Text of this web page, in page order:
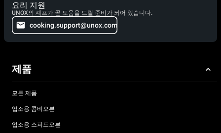
요리 지원
UNOX의 셰프가 곧 도움을 드릴 준비가 되어 있습니다.
cooking.support@unox.com
제품
모든 제품
업소용 콤비오븐
업소용 스피드오븐